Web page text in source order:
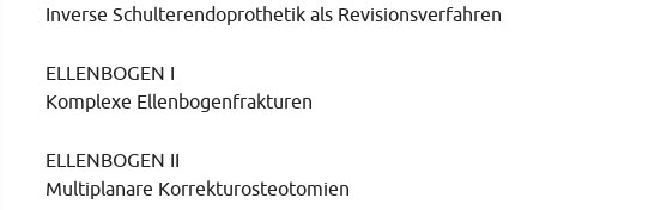
Inverse Schulterendoprothetik als Revisionsverfahren
ELLENBOGEN I
Komplexe Ellenbogenfrakturen
ELLENBOGEN II
Multiplanare Korrekturosteotomien